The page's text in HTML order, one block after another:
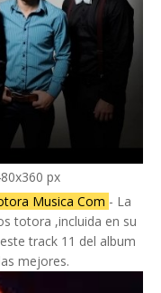
px
Musica Com - La
totora ,incluida en su
track 11 del album
mejores.